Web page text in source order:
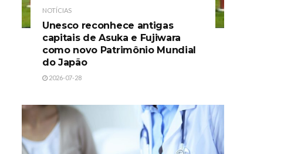
NOTÍCIAS
Unesco reconhece antigas
capitais de Asuka e Fujiwara
como novo Patrimônio Mundial
do Japão
2026-07-28